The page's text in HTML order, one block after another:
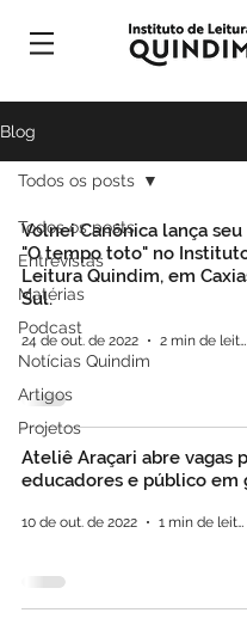
Blog
Todos os posts
Entrevistas
Matérias
Podcast
Notícias Quindim
Artigos
Projetos
Todos os posts
Volnei Canônica lança
"O tempo toto" no
Leitura Quindim, em
Sul.
24 de out. de 2022 2 min de leitura
Ateliê Araçari abre vagas
educadores e público em
10 de out. de 2022 1 min de leitura